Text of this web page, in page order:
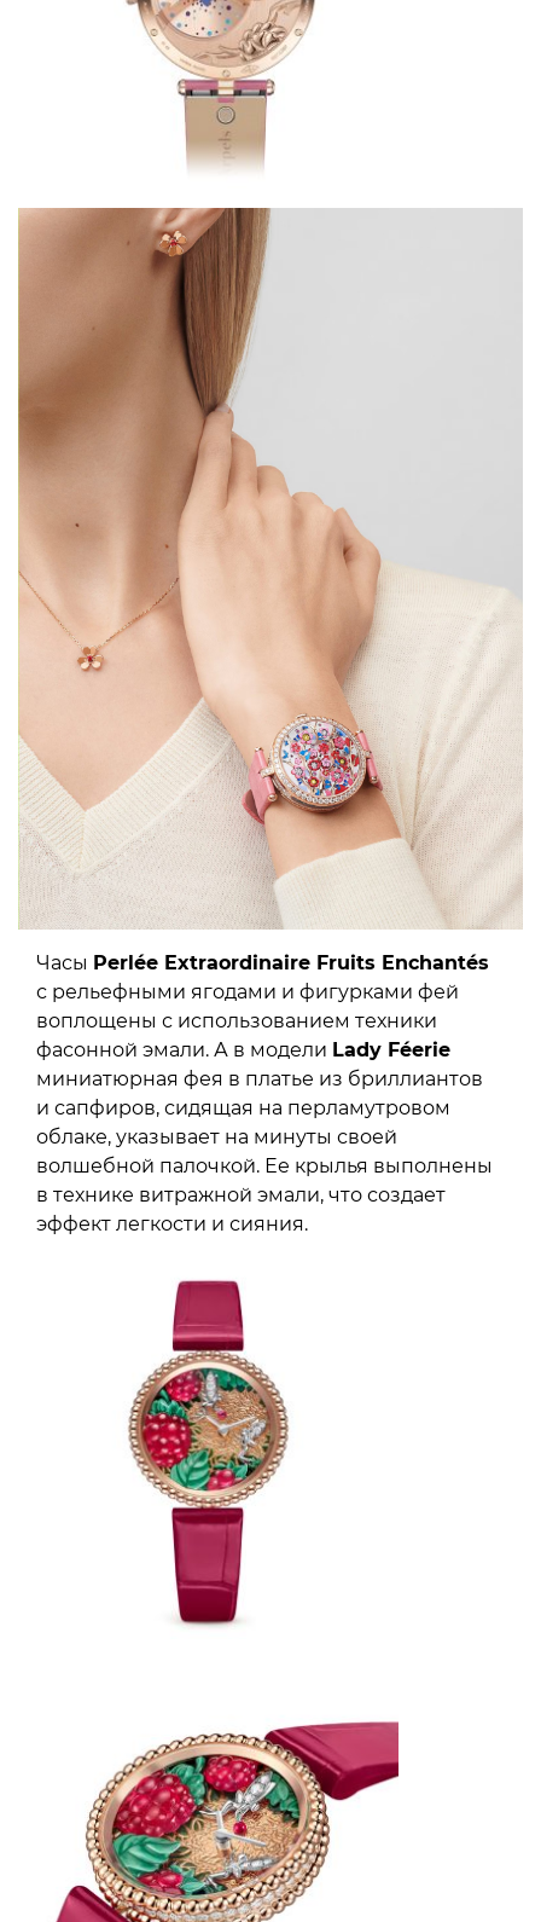
Часы Perlée Extraordinaire Fruits Enchantés
с рельефными ягодами и фигурками фей
воплощены с использованием техники
фасонной эмали. А в модели Lady Féerie
миниатюрная фея в платье из бриллиантов
и сапфиров, сидящая на перламутровом
облаке, указывает на минуты своей
волшебной палочкой. Ее крылья выполнены
в технике витражной эмали, что создает
эффект легкости и сияния.